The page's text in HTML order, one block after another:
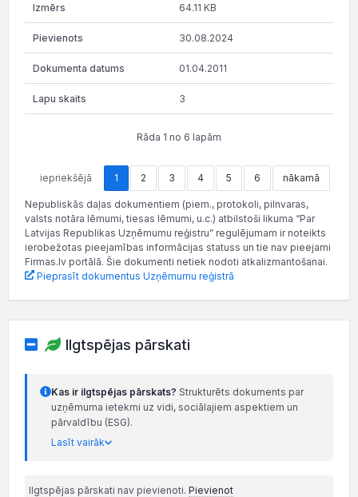
64.11 KB
30.08.2024
01.04.2011
3
Rāda 1 no 6 lapām
iepriekšējā 1 2 3 4 5 6 nākamā
Nepubliskās daļas dokumentiem (piem., protokoli, pilnvaras,
valsts notāra lēmumi, tiesas lēmumi, u.c.) atbilstoši likuma “Par
Latvijas Republikas Uzņēmumu reģistru” regulējumam ir noteikts
ierobežotas pieejamības informācijas statuss un tie nav pieejami
Firmas.lv portālā. Šie dokumenti netiek nodoti atkalizmantošanai.
Pieprasīt dokumentus Uzņēmumu reģistrā
Ilgtspējas pārskati
Kas ir ilgtspējas pārskats? Strukturēts dokuments par
uzņēmuma ietekmi uz vidi, sociālajiem aspektiem un
pārvaldību (ESG).
Lasīt vairāk
Ilgtspējas pārskati nav pievienoti. Pievienot